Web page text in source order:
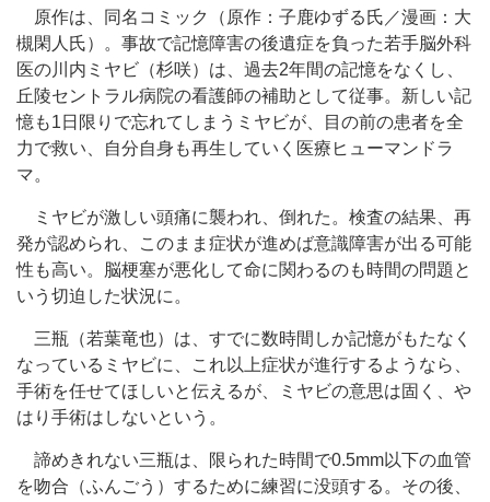
原作は、同名コミック（原作：子鹿ゆずる氏／漫画：大
槻閑人氏）。事故で記憶障害の後遺症を負った若手脳外科
医の川内ミヤビ（杉咲）は、過去2年間の記憶をなくし、
丘陵セントラル病院の看護師の補助として従事。新しい記
憶も1日限りで忘れてしまうミヤビが、目の前の患者を全
力で救い、自分自身も再生していく医療ヒューマンドラ
マ。
ミヤビが激しい頭痛に襲われ、倒れた。検査の結果、再
発が認められ、このまま症状が進めば意識障害が出る可能
性も高い。脳梗塞が悪化して命に関わるのも時間の問題と
いう切迫した状況に。
三瓶（若葉竜也）は、すでに数時間しか記憶がもたなく
なっているミヤビに、これ以上症状が進行するようなら、
手術を任せてほしいと伝えるが、ミヤビの意思は固く、や
はり手術はしないという。
諦めきれない三瓶は、限られた時間で0.5mm以下の血管
を吻合（ふんごう）するために練習に没頭する。その後、